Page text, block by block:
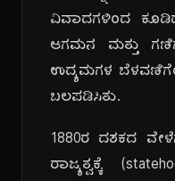
ವಿವಾದಗಳಿಂದ
ಆಗಮನ ಮತ್ತು
ಉದ್ಯಮಗಳ
ಬಲಪಡಿಸಿತು.
1880ರ ದಶಕದ
ರಾಜ್ಯತ್ವಕ್ಕೆ